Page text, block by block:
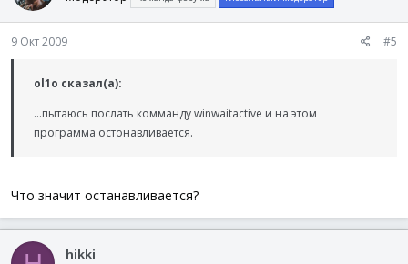
9 Окт 2009 #5
ol1o сказал(а):
...пытаюсь послать комманду winwaitactive и на этом
программа остонавливается.
Что значит останавливается?
hikki